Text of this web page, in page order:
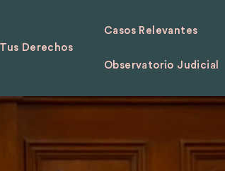
Tus Derechos
Casos Relevantes
Observatorio Judicial